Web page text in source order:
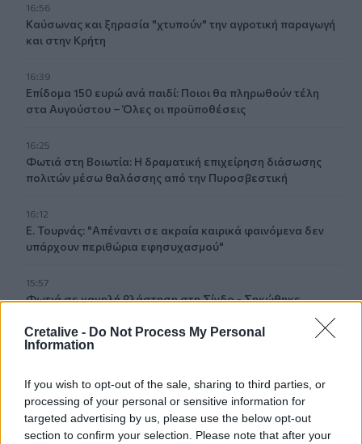
Cretalive - Do Not Process My Personal
Information
If you wish to opt-out of the sale, sharing to third parties, or
processing of your personal or sensitive information for
targeted advertising by us, please use the below opt-out
section to confirm your selection. Please note that after your
16:56
Καύσωνας και ξηρασία "χτυπούν" την αγροτική παραγωγή
και στην Κρήτη
16:39
Επίδομα 150 ευρώ ανά παιδί: Ποιοι θα πληρωθούν τέλη
στα Αυγούστου – Όλες οι προϋποθέσεις
16:25
Φωτιά στη Βοιωτία: Η δραματική επιχείρηση διάσωσης
πολιτών μέσω θαλάσσης από την Πυροσβεστική
16:12
Ε. Τουρνάς: "Απέναντι σε ακραία καιρικά φαινόμενα δεν
υπάρχουν περιθώρια εφησυχασμού"
15:57
Φωτιά σε χαμηλή βλάστηση στη Σίνδο - Σηκώθηκε
15:54
τομογράφοι
15:48
Ταϊλάνδη: Στους 9 οι νεκροί μετά τον θάνατο ενός